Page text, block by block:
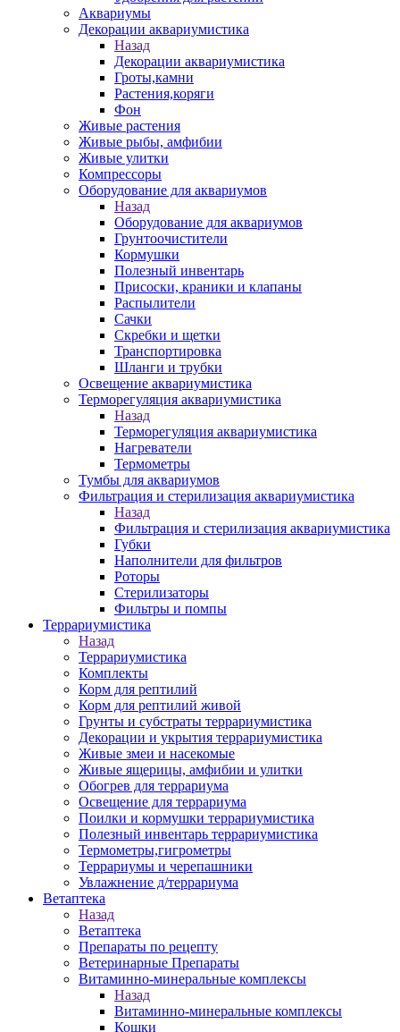
Аквариумы
Декорации аквариумистика
Назад
Декорации аквариумистика
Гроты,камни
Растения,коряги
Фон
Живые растения
Живые рыбы, амфибии
Живые улитки
Компрессоры
Оборудование для аквариумов
Назад
Оборудование для аквариумов
Грунтоочистители
Кормушки
Полезный инвентарь
Присоски, краники и клапаны
Распылители
Сачки
Скребки и щетки
Транспортировка
Шланги и трубки
Освещение аквариумистика
Терморегуляция аквариумистика
Назад
Терморегуляция аквариумистика
Нагреватели
Термометры
Тумбы для аквариумов
Фильтрация и стерилизация аквариумистика
Назад
Фильтрация и стерилизация аквариумистика
Губки
Наполнители для фильтров
Роторы
Стерилизаторы
Фильтры и помпы
Террариумистика
Назад
Террариумистика
Комплекты
Корм для рептилий
Корм для рептилий живой
Грунты и субстраты террариумистика
Декорации и укрытия террариумистика
Живые змеи и насекомые
Живые ящерицы, амфибии и улитки
Обогрев для террариума
Освещение для террариума
Поилки и кормушки террариумистика
Полезный инвентарь террариумистика
Термометры,гигрометры
Террариумы и черепашники
Увлажнение д/террариума
Ветаптека
Назад
Ветаптека
Препараты по рецепту
Ветеринарные Препараты
Витаминно-минеральные комплексы
Назад
Витаминно-минеральные комплексы
Кошки